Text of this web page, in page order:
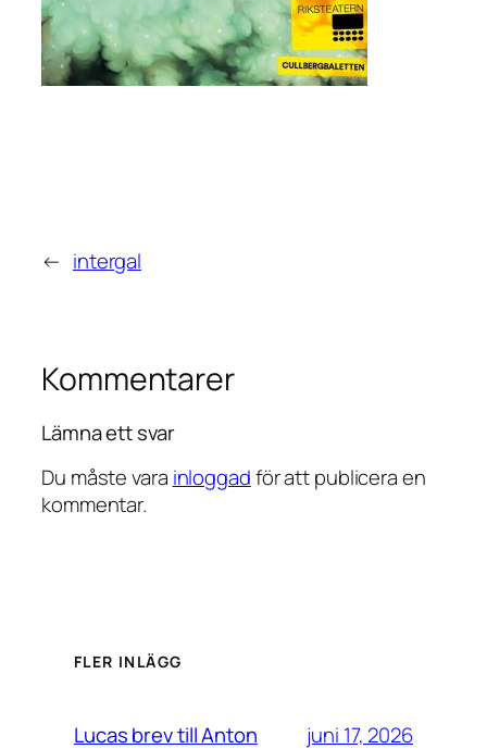
← intergal
Kommentarer
Lämna ett svar
Du måste vara inloggadför att publicera en
kommentar.
FLER INLÄGG
Lucas brev till Anton juni 17, 2026